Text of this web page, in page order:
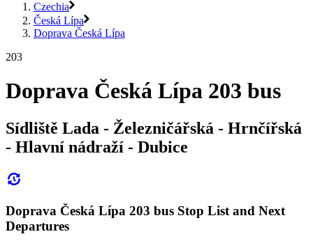
Czechia
Česká Lípa
Doprava Česká Lípa
203
Doprava Česká Lípa 203 bus
Sídliště Lada - Železničářská - Hrnčířská
- Hlavní nádraží - Dubice
Doprava Česká Lípa 203 bus Stop List and Next
Departures